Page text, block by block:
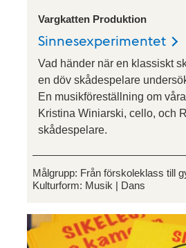
Vargkatten Produktion
Sinnesexperimentet
Vad händer när en klassiskt
en döv skådespelare
En musikföreställning om
Kristina Winiarski, cello, och
skådespelare.
Målgrupp: Från förskoleklass till
Kulturform: Musik Dans